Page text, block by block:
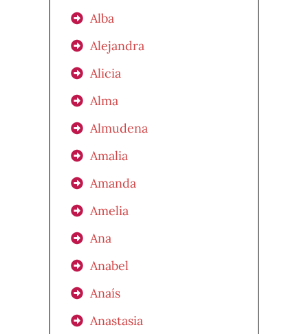
Alba
Alejandra
Alicia
Alma
Almudena
Amalia
Amanda
Amelia
Ana
Anabel
Anaís
Anastasia